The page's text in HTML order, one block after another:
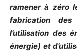
ramener à zéro
fabrication des
l’utilisation des
énergie) et